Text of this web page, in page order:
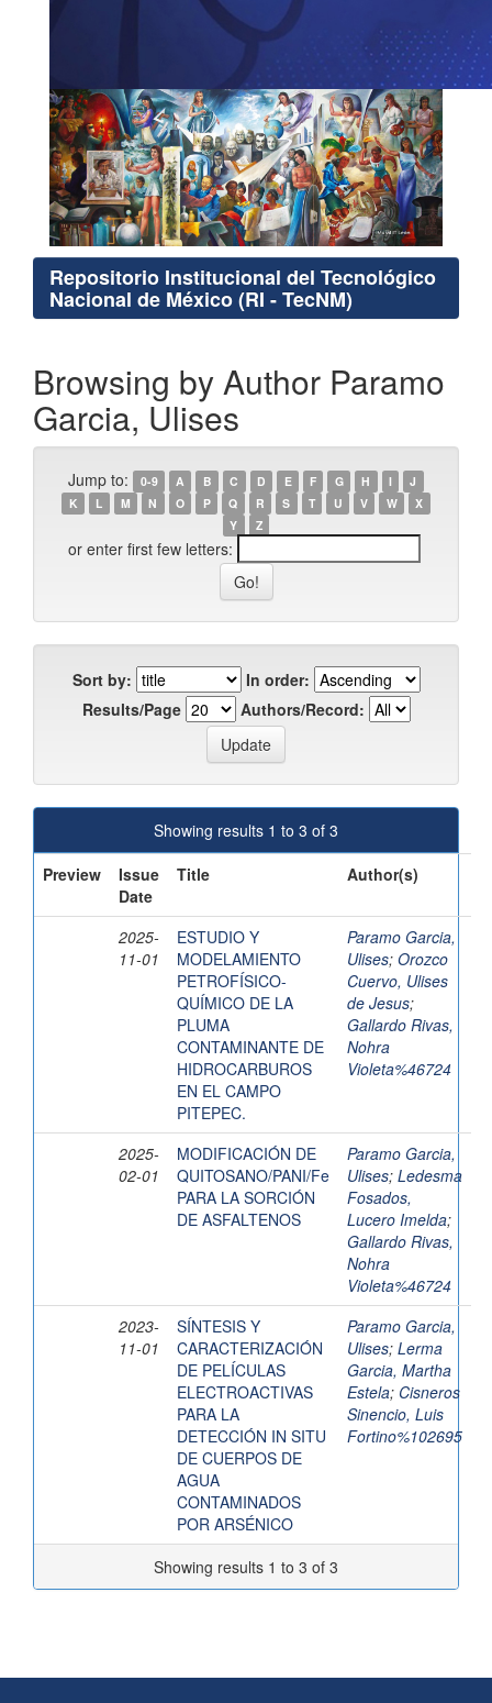
Repositorio Institucional del Tecnológico
Nacional de México (RI - TecNM)
Browsing by Author Paramo
Garcia, Ulises
Jump to: 0-9 A B C D E F G H I
J
K
L M N O P Q R S T U V W
X
Y
Z
or enter first few letters:
Sort by:
In order:
Results/Page
Authors/Record:
Showing results 1 to 3 of 3
Preview
Issue
Date
Title Author(s)
2025-
11-01
ESTUDIO Y
MODELAMIENTO
PETROFÍSICO-
QUÍMICO DE LA
PLUMA
CONTAMINANTE DE
HIDROCARBUROS
EN EL CAMPO
PITEPEC.
Paramo Garcia,
Ulises; Orozco
Cuervo, Ulises
de Jesus;
Gallardo Rivas,
Nohra
Violeta%46724
2025-
02-01
MODIFICACIÓN DE
QUITOSANO/PANI/Fe
PARA LA SORCIÓN
DE ASFALTENOS
Paramo Garcia,
Ulises; Ledesma
Fosados,
Lucero Imelda;
Gallardo Rivas,
Nohra
Violeta%46724
2023-
11-01
SÍNTESIS Y
CARACTERIZACIÓN
DE PELÍCULAS
ELECTROACTIVAS
PARA LA
DETECCIÓN IN SITU
DE CUERPOS DE
AGUA
CONTAMINADOS
POR ARSÉNICO
Paramo Garcia,
Ulises; Lerma
Garcia, Martha
Estela; Cisneros
Sinencio, Luis
Fortino%102695
Showing results 1 to 3 of 3